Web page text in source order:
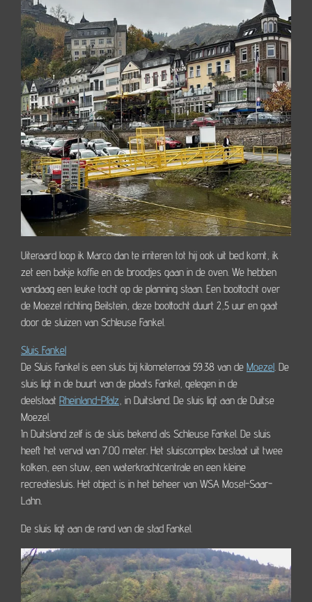
Uiteraard loop ik Marco dan te irriteren tot hij ook uit bed komt, ik
zet een bakje koffie en de broodjes gaan in de oven. We hebben
vandaag een leuke tocht op de planning staan. Een boottocht over
de Moezel richting Beilstein, deze boottocht duurt 2,5 uur en gaat
door de sluizen van Schleuse Fankel.
Sluis Fankel
De Sluis Fankel is een sluis bij kilometerraai 59.38 van de Moezel . De
sluis ligt in de buurt van de plaats Fankel, gelegen in de
deelstaat Rheinland-Pfalz , in Duitsland. De sluis ligt aan de Duitse
Moezel.
In Duitsland zelf is de sluis bekend als Schleuse Fankel. De sluis
heeft het verval van 7.00 meter. Het sluiscomplex bestaat uit twee
kolken, een stuw, een waterkrachtcentrale en een kleine
recreatiesluis. Het object is in het beheer van WSA Mosel-Saar-
Lahn.
De sluis ligt aan de rand van de stad Fankel.